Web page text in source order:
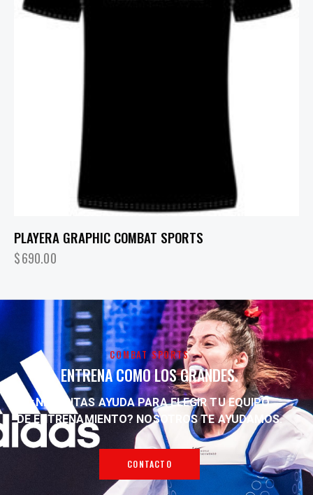
PLAYERA GRAPHIC COMBAT SPORTS
$690.00
COMBAT SPORTS
ENTRENA COMO LOS GRANDES.
¿NECESITAS AYUDA PARA ELEGIR TU EQUIPO
DE ENTRENAMIENTO? NOSOTROS TE AYUDAMOS.
CONTACTO